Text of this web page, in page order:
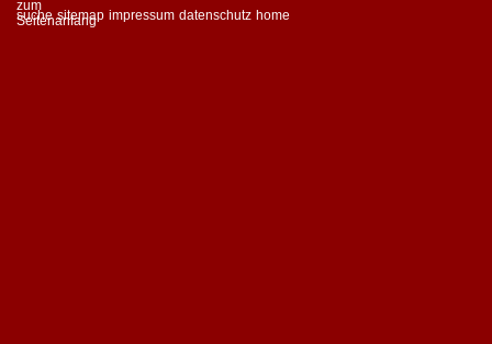
suche sitemap impressum datenschutz home